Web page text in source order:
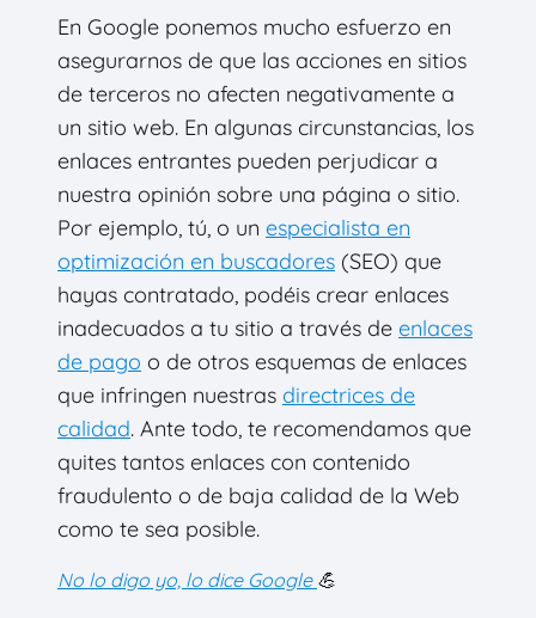
En Google ponemos mucho esfuerzo en
asegurarnos de que las acciones en sitios
de terceros no afecten negativamente a
un sitio web. En algunas circunstancias, los
enlaces entrantes pueden perjudicar a
nuestra opinión sobre una página o sitio.
Por ejemplo, tú, o un especialista en
optimización en buscadores (SEO) que
hayas contratado, podéis crear enlaces
inadecuados a tu sitio a través de enlaces
de pago o de otros esquemas de enlaces
que infringen nuestras directrices de
calidad. Ante todo, te recomendamos que
quites tantos enlaces con contenido
fraudulento o de baja calidad de la Web
como te sea posible.
No lo digo yo, lo dice Google 💪